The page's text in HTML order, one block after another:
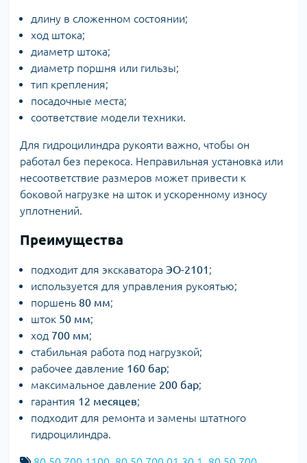
длину в сложенном состоянии;
ход штока;
диаметр штока;
диаметр поршня или гильзы;
тип крепления;
посадочные места;
соответствие модели техники.
Для гидроцилиндра рукояти важно, чтобы он
работал без перекоса. Неправильная установка или
несоответствие размеров может привести к
боковой нагрузке на шток и ускоренному износу
уплотнений.
Преимущества
подходит для экскаватора ЭО-2101 ;
используется для управления рукоятью;
поршень 80 мм;
шток 50 мм;
ход 700 мм;
стабильная работа под нагрузкой;
рабочее давление 160 бар;
максимальное давление 200 бар;
гарантия 12 месяцев;
подходит для ремонта и замены штатного
гидроцилиндра.